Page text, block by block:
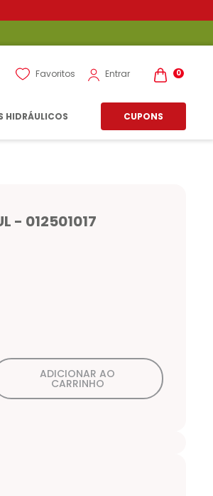
Favoritos Entrar 0
HIDRÁULICOS CUPONS
- 012501017
ADICIONAR AO
CARRINHO